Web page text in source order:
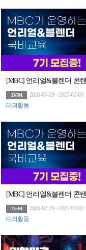
D-5M
2026-07-29 ~ 2027-02-03
대외활동
D-5M
2026-07-29 ~ 2027-02-03
대외활동